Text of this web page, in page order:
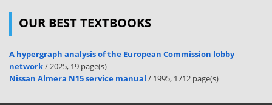
árkülönbözete Befejezetlen termelés Félkész termékek Félkész
termék KÉK Félkész termék értékvesztése Késztermékek Késztermék
követelések
Belföldi váltókövetelések Jegyzett, de még be nem fizetett tőke
OUR BEST TEXTBOOKS
A hypergraph analysis of the European Commission lobby
network/ 2025, 19 page(s)
Nissan Almera N15 service manual / 1995, 1712 page(s)